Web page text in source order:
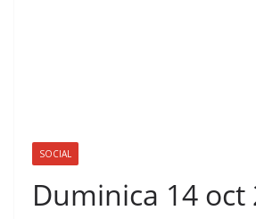
SOCIAL
Duminica 14 oct